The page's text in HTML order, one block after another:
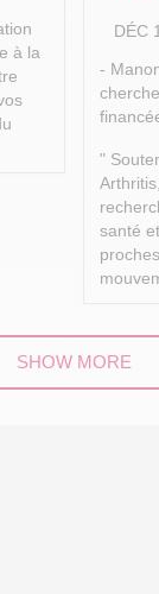
à la
DÉC
-
"
santé
proches.
SHOW MORE